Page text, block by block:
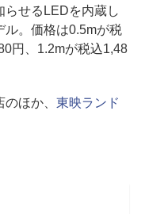
らせるLEDを内蔵し
ル。価格は0.5mが税
円、1.2mが税込1,48
ほか、 東映ランド